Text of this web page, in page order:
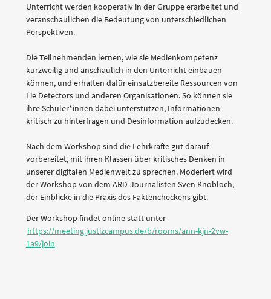
Unterricht werden kooperativ in der Gruppe erarbeitet und
veranschaulichen die Bedeutung von unterschiedlichen
Perspektiven.
Die Teilnehmenden lernen, wie sie Medienkompetenz
kurzweilig und anschaulich in den Unterricht einbauen
können, und erhalten dafür einsatzbereite Ressourcen von
Lie Detectors und anderen Organisationen. So können sie
ihre Schüler*innen dabei unterstützen, Informationen
kritisch zu hinterfragen und Desinformation aufzudecken.
Nach dem Workshop sind die Lehrkräfte gut darauf
vorbereitet, mit ihren Klassen über kritisches Denken in
unserer digitalen Medienwelt zu sprechen. Moderiert wird
der Workshop von dem ARD-Journalisten Sven Knobloch,
der Einblicke in die Praxis des Faktencheckens gibt.
Der Workshop findet online statt unter
https://meeting.justizcampus.de/b/rooms/ann-kjn-2vw-
1a9/join